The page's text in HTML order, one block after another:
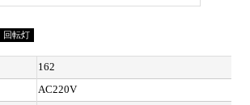
回転灯
162
AC220V